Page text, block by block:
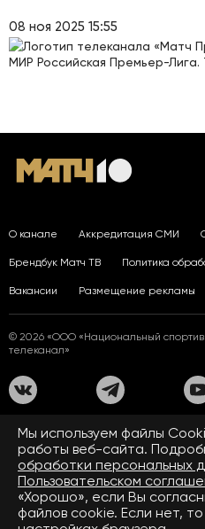
08 ноя 2025 15:55
МИР Российская Премьер-Лига.
О канале Аккредитация СМИ
Брендбук Матч ТВ Политика
Вакансии Размещение рекламы
© 2026 «ООО «Национальный
телеканал»
На сайте применяются
Правилах применения
Средство массовой информации сетевое
зарегистрировано Федеральной службой
информационных технологий и массовых
Свидетельство о регистрации средства
от 28.02.2018. Название — www.matchtv.ru.
Учредитель (соучредители) СМИ сетевого
Мы используем файлы
работы веб-сайта.
обработки персональных
Пользовательском
«Хорошо», если Вы
файлов cookie. Если нет,